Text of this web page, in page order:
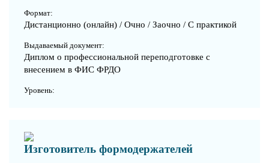
Формат:
Дистанционно (онлайн) / Очно / Заочно / С практикой
Выдаваемый документ:
Диплом о профессиональной переподготовке с
внесением в ФИС ФРДО
Уровень:
Изготовитель формодержателей